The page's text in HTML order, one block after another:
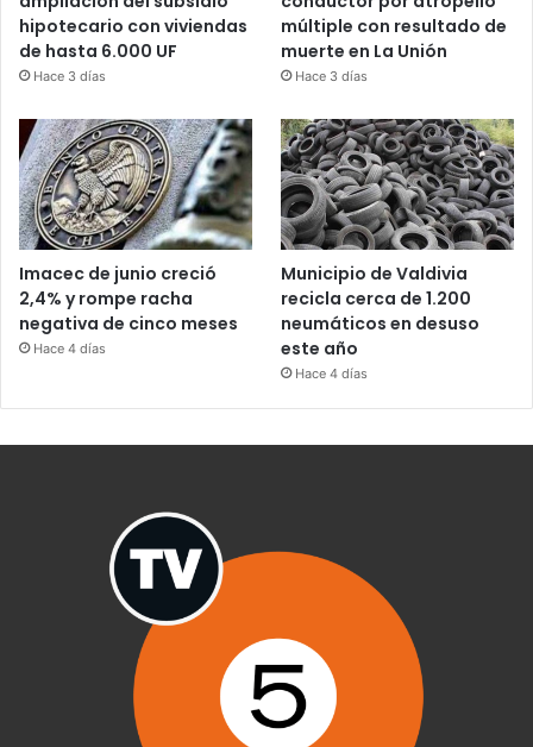
hipotecario con viviendas
de hasta 6.000 UF
Hace 3 días
múltiple con resultado de
muerte en La Unión
Hace 3 días
Imacec de junio creció
2,4% y rompe racha
negativa de cinco meses
Hace 4 días
Municipio de Valdivia
recicla cerca de 1.200
neumáticos en desuso
este año
Hace 4 días